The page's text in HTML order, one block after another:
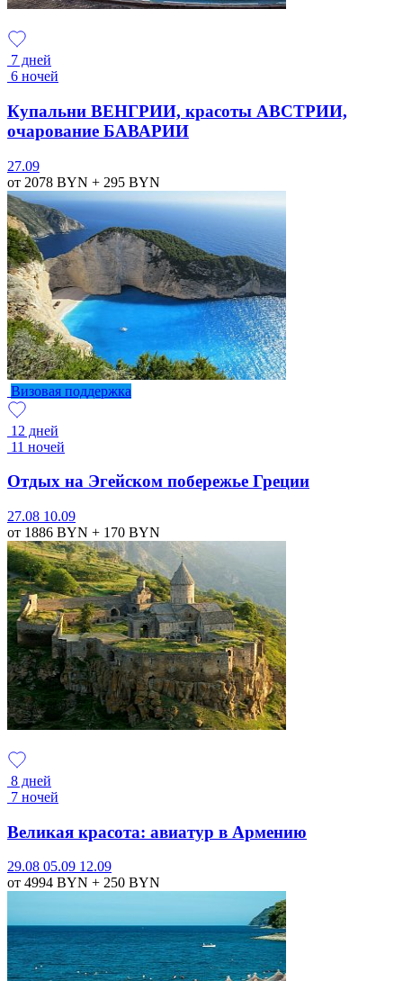
7 дней
6 ночей
Купальни ВЕНГРИИ, красоты АВСТРИИ,
очарование БАВАРИИ
27.09
от 2078 BYN + 295 BYN
Визовая поддержка
12 дней
11 ночей
Отдых на Эгейском побережье Греции
27.08 10.09
от 1886 BYN + 170 BYN
8 дней
7 ночей
Великая красота: авиатур в Армению
29.08 05.09 12.09
от 4994 BYN + 250 BYN